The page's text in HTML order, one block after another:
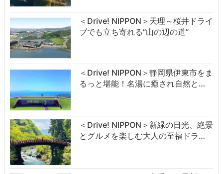
＜Drive! NIPPON＞天理～桜井ドライ
ブでも立ち寄れる“山の辺の道”
＜Drive! NIPPON＞静岡県伊東市をま
るっと堪能！名湯に癒され自然と…
＜Drive! NIPPON＞新緑の日光、絶景
とグルメを楽しむ大人の至福ドラ…